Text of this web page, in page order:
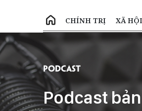
CHÍNH TRỊ XÃ HỘI
Podcast
Podcast